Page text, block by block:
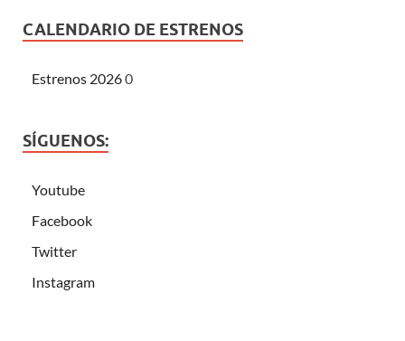
CALENDARIO DE ESTRENOS
Estrenos 20260
SÍGUENOS:
Youtube
Facebook
Twitter
Instagram